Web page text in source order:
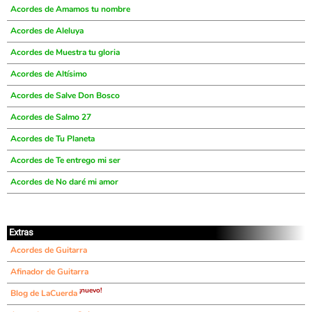
Acordes de Amamos tu nombre
Acordes de Aleluya
Acordes de Muestra tu gloria
Acordes de Altísimo
Acordes de Salve Don Bosco
Acordes de Salmo 27
Acordes de Tu Planeta
Acordes de Te entrego mi ser
Acordes de No daré mi amor
Extras
Acordes de Guitarra
Afinador de Guitarra
Blog de LaCuerda ¡nuevo!